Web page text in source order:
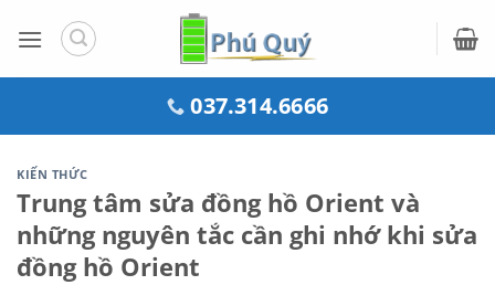
qua
037.314.6666
KIẾN THỨC
Trung tâm sửa đồng hồ Orient và
những nguyên tắc cần ghi nhớ khi sửa
đồng hồ Orient